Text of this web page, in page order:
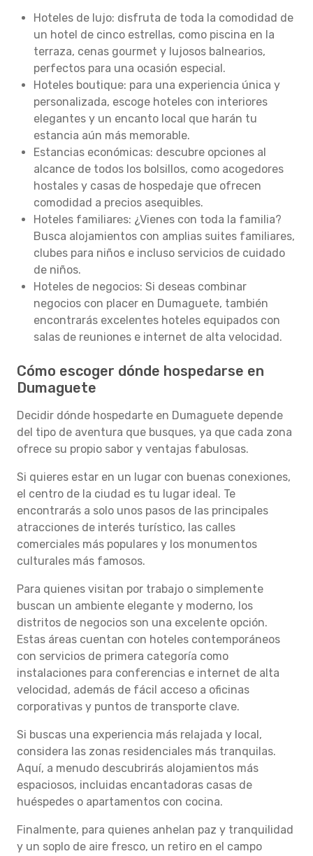
Hoteles de lujo: disfruta de toda la comodidad de
un hotel de cinco estrellas, como piscina en la
terraza, cenas gourmet y lujosos balnearios,
perfectos para una ocasión especial.
Hoteles boutique: para una experiencia única y
personalizada, escoge hoteles con interiores
elegantes y un encanto local que harán tu
estancia aún más memorable.
Estancias económicas: descubre opciones al
alcance de todos los bolsillos, como acogedores
hostales y casas de hospedaje que ofrecen
comodidad a precios asequibles.
Hoteles familiares: ¿Vienes con toda la familia?
Busca alojamientos con amplias suites familiares,
clubes para niños e incluso servicios de cuidado
de niños.
Hoteles de negocios: Si deseas combinar
negocios con placer en Dumaguete, también
encontrarás excelentes hoteles equipados con
salas de reuniones e internet de alta velocidad.
Cómo escoger dónde hospedarse en
Dumaguete
Decidir dónde hospedarte en Dumaguete depende
del tipo de aventura que busques, ya que cada zona
ofrece su propio sabor y ventajas fabulosas.
Si quieres estar en un lugar con buenas conexiones,
el centro de la ciudad es tu lugar ideal. Te
encontrarás a solo unos pasos de las principales
atracciones de interés turístico, las calles
comerciales más populares y los monumentos
culturales más famosos.
Para quienes visitan por trabajo o simplemente
buscan un ambiente elegante y moderno, los
distritos de negocios son una excelente opción.
Estas áreas cuentan con hoteles contemporáneos
con servicios de primera categoría como
instalaciones para conferencias e internet de alta
velocidad, además de fácil acceso a oficinas
corporativas y puntos de transporte clave.
Si buscas una experiencia más relajada y local,
considera las zonas residenciales más tranquilas.
Aquí, a menudo descubrirás alojamientos más
espaciosos, incluidas encantadoras casas de
huéspedes o apartamentos con cocina.
Finalmente, para quienes anhelan paz y tranquilidad
y un soplo de aire fresco, un retiro en el campo